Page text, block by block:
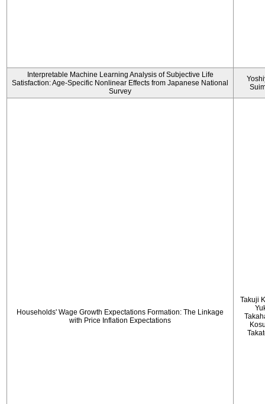
Interpretable Machine Learning Analysis of Subjective Life
Satisfaction: Age-Specific Nonlinear Effects from Japanese National
Survey
Households' Wage Growth Expectations Formation: The Linkage
with Price Inflation Expectations
Takuji